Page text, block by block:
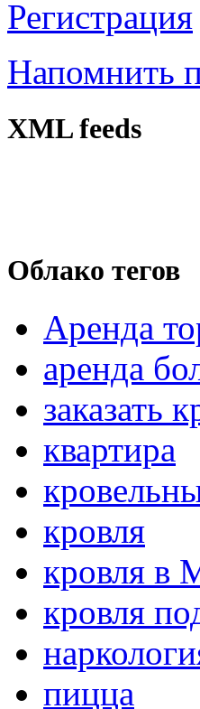
Регистрация
Напомнить
XML feeds
Облако тегов
Аренда
аренда
заказать
квартира
кровля
кровля в
кровля
пицца